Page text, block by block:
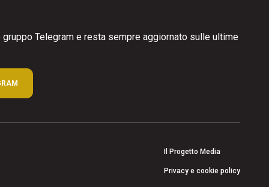
Telegram e resta sempre aggiornato sulle ultime
Il Progetto Media
Privacy e cookie policy